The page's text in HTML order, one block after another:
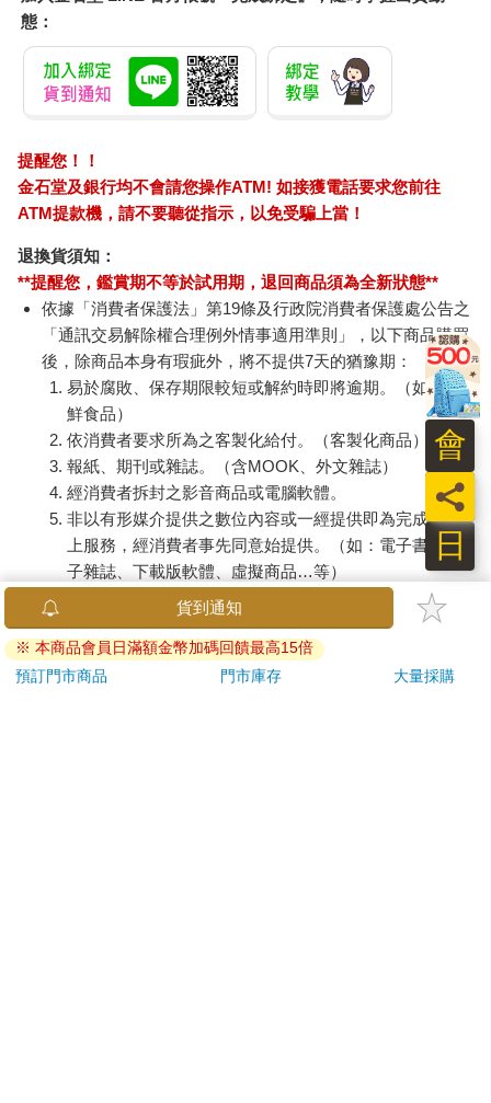
筆記，誰勝出？
最近普林斯頓大學和加州大學洛杉磯校區的心理學家在美國心理
學期刊上發表了一篇論文：《筆比筆電更有威力，手抄筆記對筆
電筆記的優勢》，回答了我這個問題。
他們給大學生看TED上冷僻題目的演講，請他們用平日上課記筆
記的方式，一組用手抄筆記，另一組用電腦鍵盤打。看完後考
試，看他們學到了多少知識。
測驗題分事實及概念兩種，例如前者的題目為印度文明大約出現
在紀元多少年？後者為日本和瑞典的社會平等措施有什麼不
同？……等等，以方便測試出這兩種問題對大腦處理的程度會有
什麼不同。
結果發現，雖然鍵盤組打下的資訊比較多（因為英文打字比手寫
快），但是手抄組的學生在事實及概念的記憶上卻表現的比鍵盤
組好。因為手寫時，需要把老師的話轉成自己的話寫下來，它在
大腦中處理的時間比較久，而鍵盤組多半是一邊聽一邊打，像法
院書記官似的逐字記錄，為了跟上老師口語的速度，他們沒有時
間多想，沒有經過轉換，所以記憶痕跡不深。
神經迴路越活化，記憶越好
實驗者用「訊息處理層次理論」（Level of Processing）來解釋這
個現象。
這實驗的做法是給學生看一序列的英文字，要他們判斷這個字是
大寫還是小寫、是否跟某個字押韻、是名詞還是動詞？做完後，
【Paladone UK】麥塊
Minecraft 雞騎士造型
加入購物車
麵包超人電影版：細菌
人與繪本的露露DVD-
加入購物車
訂購/退換貨須知
加入金石堂 LINE 官方帳號『完成綁定』，隨時掌握出貨動
態：
提醒您！！
金石堂及銀行均不會請您操作ATM! 如接獲電話要求您前往
ATM提款機，請不要聽從指示，以免受騙上當！
退換貨須知：
貨到通知
※ 本商品會員日滿額金幣加碼回饋最高15倍
預訂門市商品
門市庫存 大量採購
日
員
會